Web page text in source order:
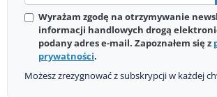
Wyrażam zgodę na otrzymywanie
informacji handlowych drogą
podany adres e-mail. Zapoznałem się z
prywatności.
Możesz zrezygnować z subskrypcji w każdej